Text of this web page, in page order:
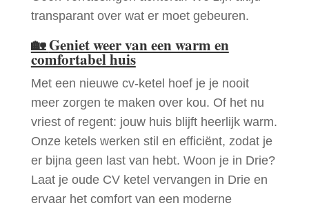
transparant over wat er moet gebeuren.
🏡Geniet weer van een warm en
comfortabel huis
Met een nieuwe cv-ketel hoef je je nooit
meer zorgen te maken over kou. Of het nu
vriest of regent: jouw huis blijft heerlijk warm.
Onze ketels werken stil en efficiënt, zodat je
er bijna geen last van hebt. Woon je in Drie?
Laat je oude CV ketel vervangen in Drie en
ervaar het comfort van een moderne